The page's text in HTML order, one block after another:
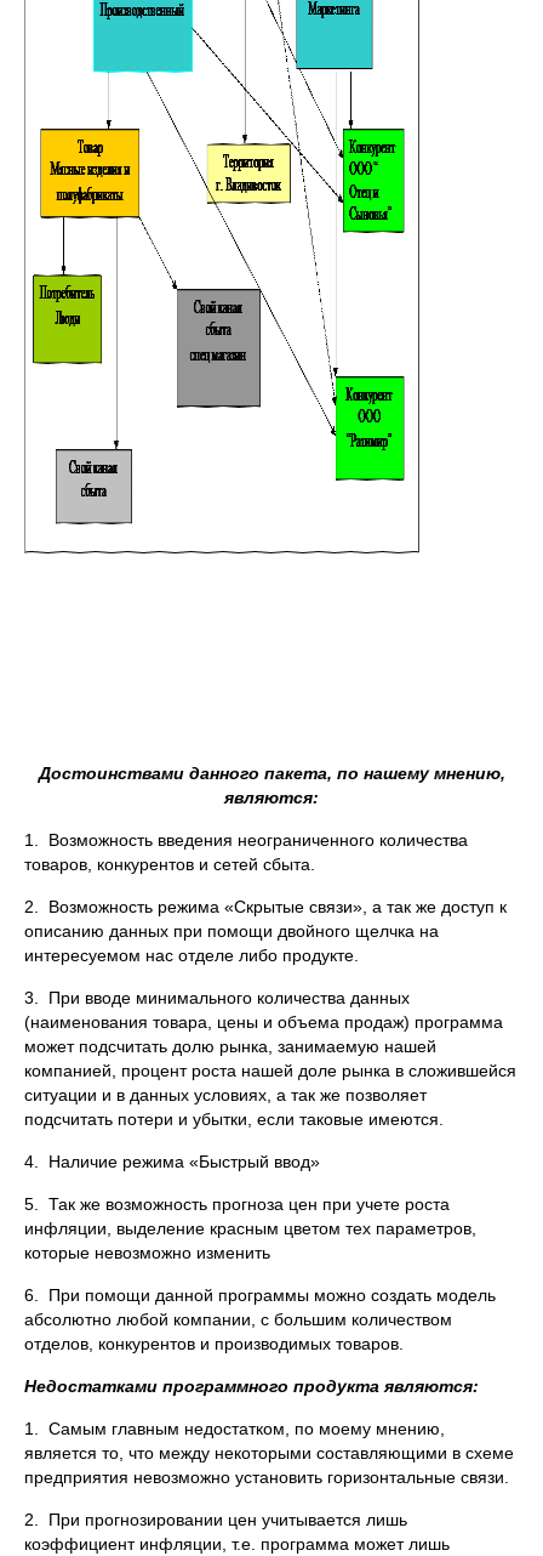
Достоинствами данного пакета, по нашему мнению,
являются:
1. Возможность введения неограниченного количества
товаров, конкурентов и сетей сбыта.
2. Возможность режима «Скрытые связи», а так же доступ к
описанию данных при помощи двойного щелчка на
интересуемом нас отделе либо продукте.
3. При вводе минимального количества данных
(наименования товара, цены и объема продаж) программа
может подсчитать долю рынка, занимаемую нашей
компанией, процент роста нашей доле рынка в сложившейся
ситуации и в данных условиях, а так же позволяет
подсчитать потери и убытки, если таковые имеются.
4. Наличие режима «Быстрый ввод»
5. Так же возможность прогноза цен при учете роста
инфляции, выделение красным цветом тех параметров,
которые невозможно изменить
6. При помощи данной программы можно создать модель
абсолютно любой компании, с большим количеством
отделов, конкурентов и производимых товаров.
Недостатками программного продукта являются:
1. Самым главным недостатком, по моему мнению,
является то, что между некоторыми составляющими в схеме
предприятия невозможно установить горизонтальные связи.
2. При прогнозировании цен учитывается лишь
коэффициент инфляции, т.е. программа может лишь